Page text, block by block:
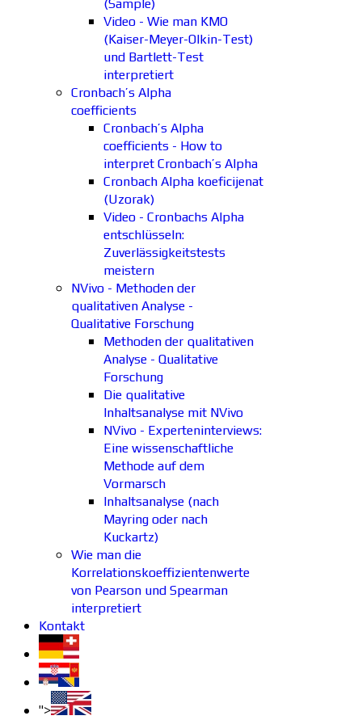
(Sample)
Video - Wie man KMO
(Kaiser-Meyer-Olkin-Test)
und Bartlett-Test
interpretiert
Cronbach’s Alpha
coefficients
Cronbach’s Alpha
coefficients - How to
interpret Cronbach’s Alpha
Cronbach Alpha koeficijenat
(Uzorak)
Video - Cronbachs Alpha
entschlüsseln:
Zuverlässigkeitstests
meistern
NVivo - Methoden der
qualitativen Analyse -
Qualitative Forschung
Methoden der qualitativen
Analyse - Qualitative
Forschung
Die qualitative
Inhaltsanalyse mit NVivo
NVivo - Experteninterviews:
Eine wissenschaftliche
Methode auf dem
Vormarsch
Inhaltsanalyse (nach
Mayring oder nach
Kuckartz)
Wie man die
Korrelationskoeffizientenwerte
von Pearson und Spearman
interpretiert
Kontakt
">